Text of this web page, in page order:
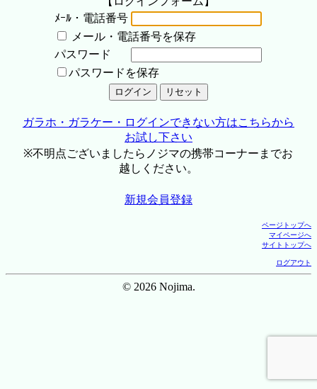
ﾒｰﾙ・電話番号
メール・電話番号を保存
パスワード
パスワードを保存
ガラホ・ガラケー・ログインできない方はこちらから
お試し下さい
※不明点ございましたらノジマの携帯コーナーまでお
越しください。
新規会員登録
ページトップへ
マイページへ
サイトトップへ
ログアウト
© 2026 Nojima.